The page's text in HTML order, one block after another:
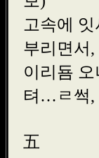
고속
부리면
이리
텨…ㄹ
五